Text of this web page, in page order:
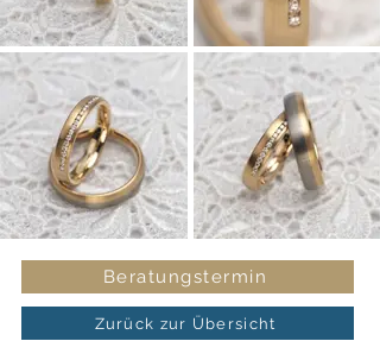
Beratungstermin
Zurück zur Übersicht